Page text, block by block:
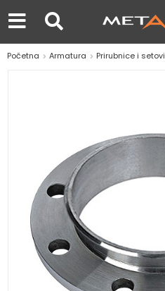
Početna Armatura Prirubnice i setovi